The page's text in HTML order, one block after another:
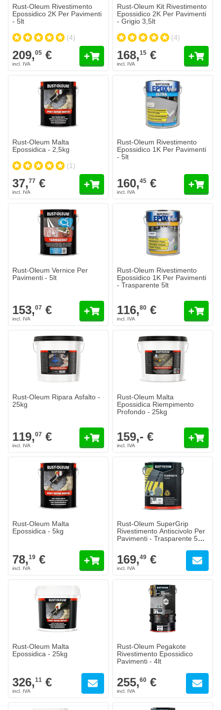
Rust-Oleum Rivestimento
Epossidico 2K Per Pavimenti
- 5lt
(4)
209,05 €
Rust-Oleum Kit Rivestimento
Epossidico 2K Per Pavimenti
- Grigio 3,5lt
(4)
168,15 €
Rust-Oleum Malta
Epossidica - 2,5kg
(1)
37,77 €
Rust-Oleum Rivestimento
Spedito domani
€
Rust-Oleum Rivestimento
Epossidico 1K Per Pavimenti
- 5lt
160,45 €
Rust-Oleum Vernice Per Pavimenti - 5lt
Spedito domani
€
Aggiungi al Carrello
Rust-Oleum Vernice Per
Pavimenti - 5lt
153,07 €
Rust-Oleum Rivestimento
Epossidico 1K Per Pavimenti
- Trasparente 5lt
116,80 €
Rust-Oleum Ripara Asfalto -
25kg
119,07 €
Rust-Oleum Malta
Epossidica Riempimento
Profondo - 25kg
159,- €
Rust-Oleum Malta
Epossidica - 5kg
78,19 €
Rust-Oleum SuperGrip
Rivestimento Antiscivolo Per
Pavimenti - Trasparente 5
169,49 €
Rust-Oleum Malta
Epossidica - 25kg
326,11 €
Rust-Oleum Pegakote
Rivestimento Epossidico
Pavimenti - 4lt
255,60 €